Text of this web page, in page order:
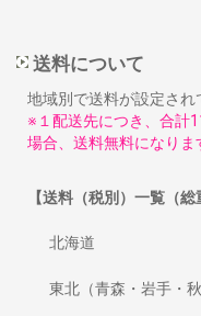
送料について
地域別で送料が設定され
※１配送先につき、合計
場合、送料無料になりま
【送料（税別）一覧（
北海道
東北（青森・岩手・